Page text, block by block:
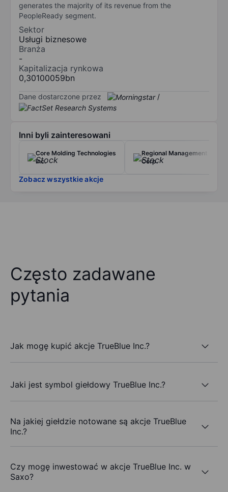
generates the majority of its revenue from the
PeopleReady segment.
Sektor
Usługi biznesowe
Branża
-
Kapitalizacja rynkowa
0,30100059bn
Dane dostarczone przez /
Inni byli zainteresowani
Core Molding Technologies
Inc.
Regional Management
Corp.
Zobacz wszystkie akcje
Często zadawane
pytania
Jak mogę kupić akcje TrueBlue Inc.?
Jaki jest symbol giełdowy TrueBlue Inc.?
Na jakiej giełdzie notowane są akcje TrueBlue
Inc.?
Czy mogę inwestować w akcje TrueBlue Inc. w
Saxo?